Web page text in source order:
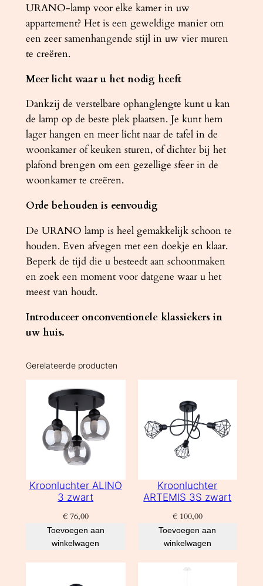
URANO-lamp voor elke kamer in uw
appartement? Het is een geweldige manier om
een ​​zeer samenhangende stijl in uw vier muren
te creëren.
Meer licht waar u het nodig heeft
Dankzij de verstelbare ophanglengte kunt u kan
de lamp op de beste plek plaatsen. Je kunt hem
lager hangen en meer licht naar de tafel in de
woonkamer of keuken sturen, of dichter bij het
plafond brengen om een ​​gezellige sfeer in de
woonkamer te creëren.
Orde behouden is eenvoudig
De URANO lamp is heel gemakkelijk schoon te
houden. Even afvegen met een doekje en klaar.
Beperk de tijd die u besteedt aan schoonmaken
en zoek een moment voor datgene waar u het
meest van houdt.
Introduceer onconventionele klassiekers in
uw huis.
Gerelateerde producten
Kroonluchter ALINO
3 zwart
€76,00
Toevoegen aan
winkelwagen
Kroonluchter
ARTEMIS 3S zwart
€100,00
Toevoegen aan
winkelwagen